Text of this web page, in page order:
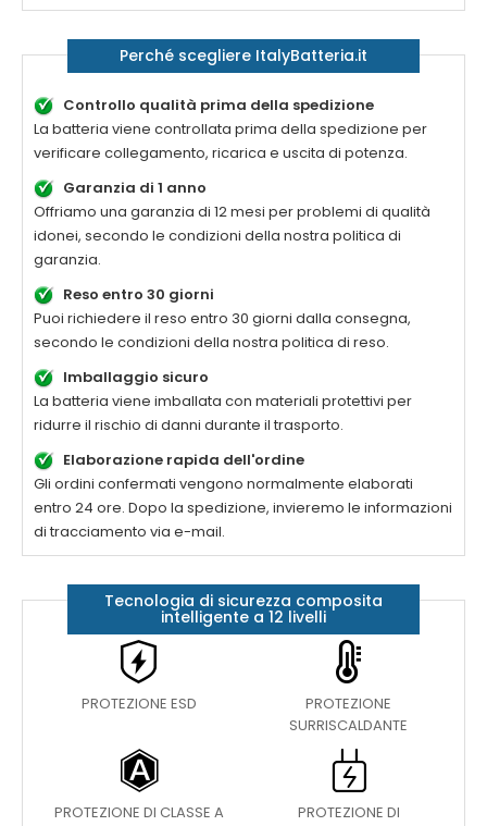
Perché scegliere ItalyBatteria.it
Controllo qualità prima della spedizione
La batteria viene controllata prima della spedizione per
verificare collegamento, ricarica e uscita di potenza.
Garanzia di 1 anno
Offriamo una garanzia di 12 mesi per problemi di qualità
idonei, secondo le condizioni della nostra politica di
garanzia.
Reso entro 30 giorni
Puoi richiedere il reso entro 30 giorni dalla consegna,
secondo le condizioni della nostra politica di reso.
Imballaggio sicuro
La batteria viene imballata con materiali protettivi per
ridurre il rischio di danni durante il trasporto.
Elaborazione rapida dell'ordine
Gli ordini confermati vengono normalmente elaborati
entro 24 ore. Dopo la spedizione, invieremo le informazioni
di tracciamento via e-mail.
Tecnologia di sicurezza composita
intelligente a 12 livelli
PROTEZIONE ESD
PROTEZIONE
SURRISCALDANTE
PROTEZIONE DI CLASSE A
PROTEZIONE DI